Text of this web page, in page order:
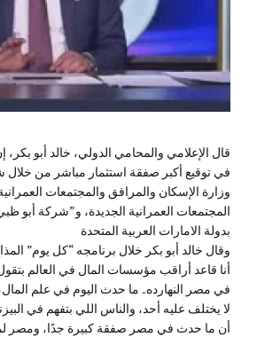
قال الإعلامي والمحامي الدولي، خالد أبو
في توقيع أكبر صفقة استثمار مباشر من خلال
وزارة الإسكان والمرافق والمجتمعات
المجتمعات العمرانية الجديدة، و”شركة أبو
بدولة الامارات العربية المتحدة
وقال خالد أبو بكر خلال برنامجه “كل يوم”
أنا قاعد أراقب مؤسسات المال في العالم
في مصر النهارده.. ما حدث اليوم في علم
لا يختلف عليه أحد، والناس اللي بتفهم في
أن ما حدث في مصر صفقة كبيرة جدًا، ومصر